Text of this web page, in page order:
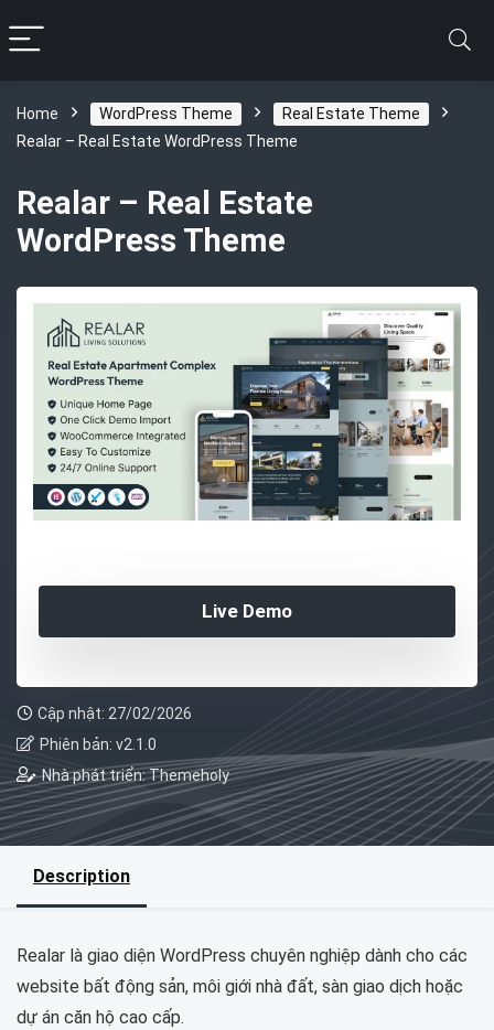
Home WordPress Theme
Real Estate Theme
Realar – Real Estate WordPress Theme
Realar – Real Estate
WordPress Theme
Live Demo
Cập nhật: 27/02/2026
Phiên bản: v2.1.0
Nhà phát triển: Themeholy
Description
Realar là giao diện WordPress chuyên nghiệp dành cho các
website bất động sản, môi giới nhà đất, sàn giao dịch hoặc
dự án căn hộ cao cấp.